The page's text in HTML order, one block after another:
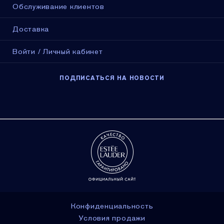
Обслуживание клиентов
Доставка
Войти / Личный кабинет
ПОДПИСАТЬСЯ НА НОВОСТИ
Конфиденциальность
Условия продажи